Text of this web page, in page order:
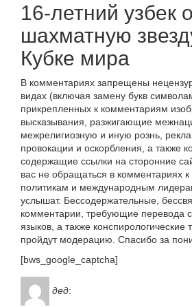
16-летний узбек
шахматную
Кубке мира
В комментариях запрещены
видах (включая замену букв
прикрепленных к комментариям
высказывания, разжигающие
межрелигиозную и иную рознь,
провокации и оскорбления, а также
содержащие ссылки на сторонние
вас не обращаться в комментариях к
политикам и международным
услышат. Бессодержательные,
комментарии, требующие перевода с
языков, а также конспирологические
пройдут модерацию. Спасибо за
[bws_google_captcha]
дед: